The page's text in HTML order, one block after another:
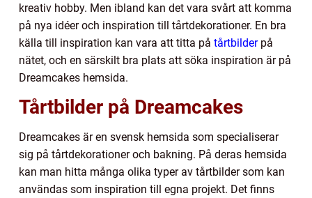
kreativ hobby. Men ibland kan det vara svårt att komma
på nya idéer och inspiration till tårtdekorationer. En bra
källa till inspiration kan vara att titta på tårtbilderpå
nätet, och en särskilt bra plats att söka inspiration är på
Dreamcakes hemsida.
Tårtbilder på Dreamcakes
Dreamcakes är en svensk hemsida som specialiserar
sig på tårtdekorationer och bakning. På deras hemsida
kan man hitta många olika typer av tårtbilder som kan
användas som inspiration till egna projekt. Det finns